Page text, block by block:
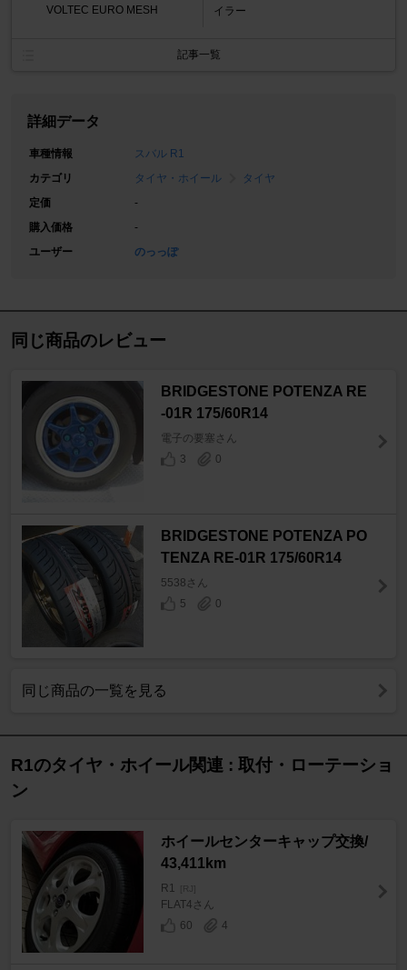
VOLTEC EURO MESH
イラー
記事一覧
詳細データ
車種情報
スバル R1
カテゴリ
タイヤ・ホイール
タイヤ
定価
-
購入価格
-
ユーザー
のっっぽ
同じ商品のレビュー
BRIDGESTONE POTENZA RE
-01R 175/60R14
電子の要塞さん
3
0
BRIDGESTONE POTENZA PO
TENZA RE-01R 175/60R14
5538さん
5
0
同じ商品の一覧を見る
R1のタイヤ・ホイール関連 : 取付・ローテーショ
ン
ホイールセンターキャップ交換/
43,411km
R1 [RJ]
FLAT4さん
60
4